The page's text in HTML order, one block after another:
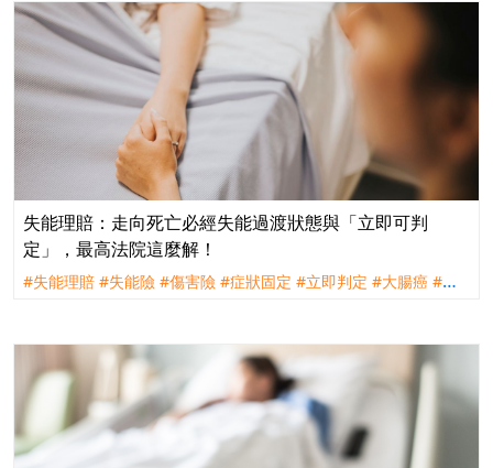
失能理賠：走向死亡必經失能過渡狀態與「立即可判
定」，最高法院這麼解！
#失能理賠 #失能險 #傷害險 #症狀固定 #立即判定 #大腸癌 #理